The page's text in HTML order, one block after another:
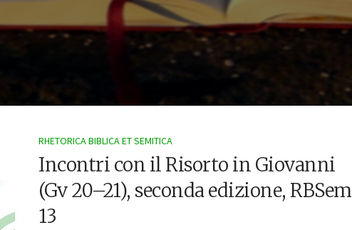
RHETORICA BIBLICA ET SEMITICA
Incontri con il Risorto in Giovanni
(Gv 20–21), seconda edizione, RBSem
13